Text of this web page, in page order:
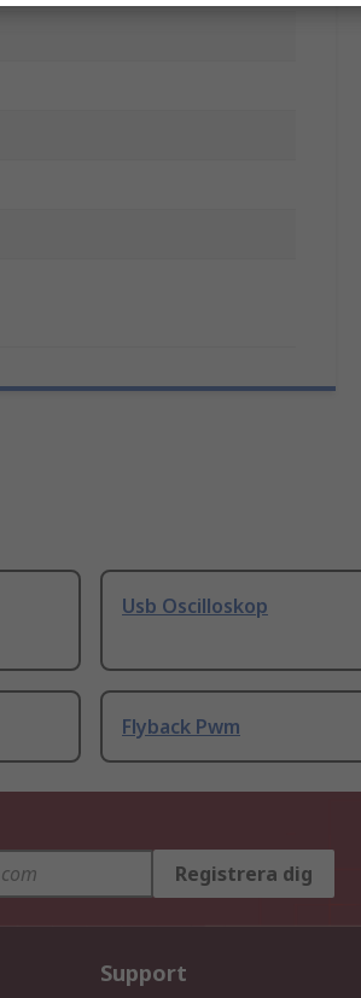
Usb Oscilloskop
Flyback Pwm
Registrera dig
Support